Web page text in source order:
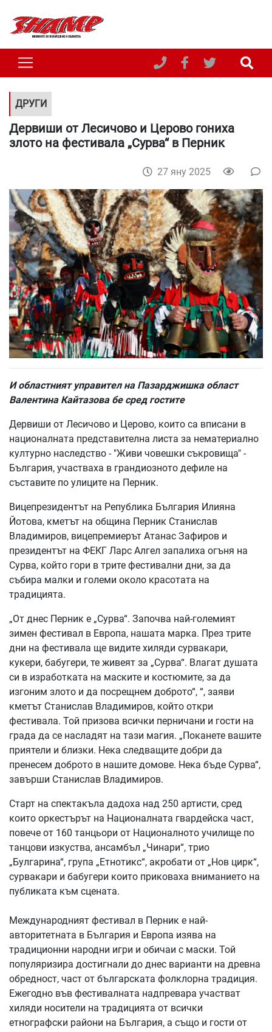
ДРУГИ
Дервиши от Лесичово и Церово гониха
злото на фестивала „Сурва“ в Перник
27 яну 2025
И областният управител на Пазарджишка област
Валентина Кайтазова бе сред гостите
Дервиши от Лесичово и Церово, които са вписани в
националната представителна листа за нематериално
културно наследство - "Живи човешки съкровища" -
България, участваха в грандиозното дефиле на
съставите по улиците на Перник.
Вицепрезидентът на Република България Илияна
Йотова, кметът на община Перник Станислав
Владимиров, вицепремиерът Атанас Зафиров и
президентът на ФЕКГ Ларс Алгел запалиха огъня на
Сурва, който гори в трите фестивални дни, за да
събира малки и големи около красотата на
традицията.
„От днес Перник е „Сурва“. Започва най-големият
зимен фестивал в Европа, нашата марка. През трите
дни на фестивала ще видите хиляди сурвакари,
кукери, бабугери, те живеят за „Сурва“. Влагат душата
си в изработката на маските и костюмите, за да
изгоним злото и да посрещнем доброто“, “, заяви
кметът Станислав Владимиров, който откри
фестивала. Той призова всички перничани и гости на
града да се насладят на тази магия. „Поканете вашите
приятели и близки. Нека следващите добри да
пренесем доброто в нашите домове. Нека бъде Сурва“,
завърши Станислав Владимиров.
Старт на спектакъла дадоха над 250 артисти, сред
които оркестърът на Националната гвардейска част,
повече от 160 танцьори от Националното училище по
танцови изкуства, ансамбъл „Чинари“, трио
„Булгарина“, група „Етнотикс“, акробати от „Нов цирк“,
сурвакари и бабугери които приковаха вниманието на
публиката към сцената.
Международният фестивал в Перник e най-
авторитетната в България и Европа изява на
традиционни народни игри и обичаи с маски. Той
популяризира достигнали до днес варианти на древна
обредност, част от българската фолклорна традиция.
Ежегодно във фестивалната надпревара участват
хиляди носители на традицията от всички
етнографски райони на България, а също и гости от